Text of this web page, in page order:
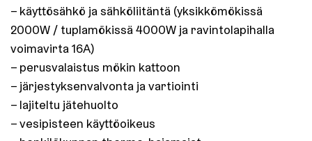
– käyttösähkö ja sähköliitäntä (yksikkömökissä
2000W / tuplamökissä 4000W ja ravintolapihalla
voimavirta 16A)
– perusvalaistus mökin kattoon
– järjestyksenvalvonta ja vartiointi
– lajiteltu jätehuolto
– vesipisteen käyttöoikeus